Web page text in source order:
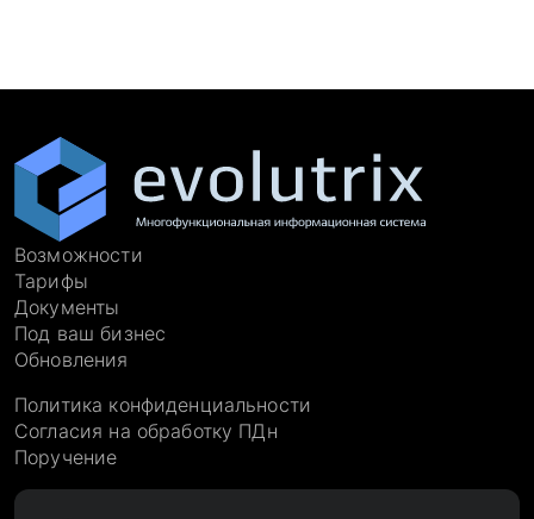
Возможности
Тарифы
Документы
Под ваш бизнес
Обновления
Политика конфиденциальности
Согласия на обработку ПДн
Поручение